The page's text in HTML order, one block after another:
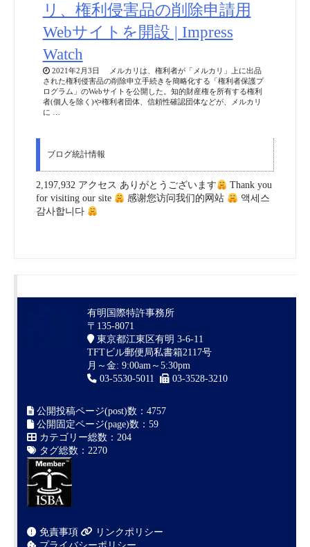
リ、権利侵害品の削除申請用
Webサイトを開設 | Impress
Watch
2021年2月3日 メルカリは、権利者が「メルカリ」上に出品
された権利侵害品の削除申立手続きを簡略化する「権利者保護プ
ログラム」のWebサイトを公開した。知的財産権を所有する権利
者(個人を除く)や権利者団体、信頼性確認団体などが、メルカリ
に …
ブログ統計情報
2,197,932 アクセス ありがとうございます
Thank you
for visiting our site
感谢您访问我们的网站
액세스
감사합니다
有明国際特許事務所
〒135-8071
東京都江東区有明 3-6-11
TFTビル郵便局私書箱2117号
月～金: 9:00am～5:30pm
03-5530-5011
03-3528-3210
公開投稿ページ(post)数：4757
公開固定ページ(page)数：59
カテゴリー総数：204
タグ総数：2270
免責事項
リンクポリシー